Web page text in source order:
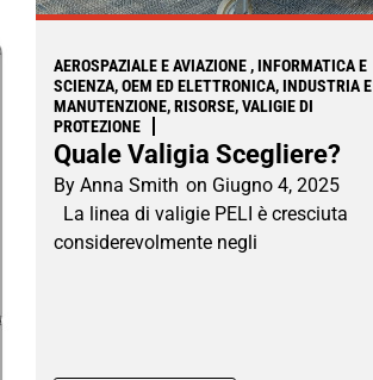
AEROSPAZIALE E AVIAZIONE , INFORMATICA E
SCIENZA, OEM ED ELETTRONICA, INDUSTRIA E
MANUTENZIONE, RISORSE, VALIGIE DI
PROTEZIONE
Quale Valigia Scegliere?
By Anna Smith on Giugno 4, 2025
La linea di valigie PELI è cresciuta
considerevolmente negli